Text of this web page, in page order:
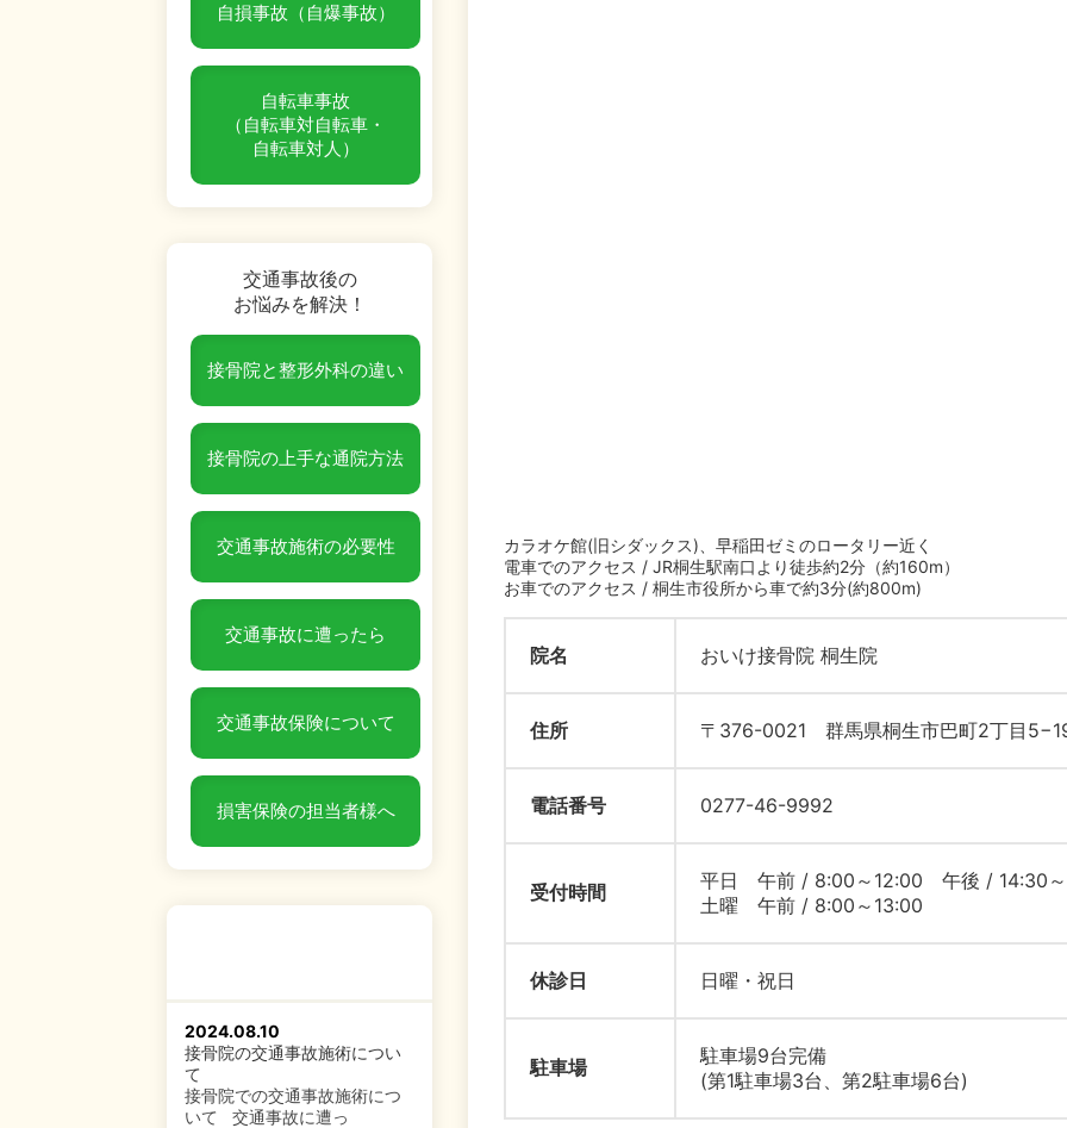
自損事故（自爆事故）
自転車事故
（自転車対自転車・
自転車対人）
交通事故後の
お悩みを解決！
接骨院と整形外科の違い
接骨院の上手な通院方法
交通事故施術の必要性
交通事故に遭ったら
交通事故保険について
損害保険の担当者様へ
2024.08.10
接骨院の交通事故施術につい
て
接骨院での交通事故施術につ
いて 交通事故に遭っ
カラオケ館(旧シダックス)、早稲田ゼミのロータリー近く
電車でのアクセス / JR桐生駅南口より徒歩約2分（約160m）
お車でのアクセス / 桐生市役所から車で約3分(約800m)
院名 おいけ接骨院 桐生院
住所 〒376-0021 群馬県桐生市巴町2丁目
電話番号 0277-46-9992
受付時間
平日 午前 / 8:00～12:00 午後 / 14:30
土曜 午前 / 8:00～13:00
休診日 日曜・祝日
駐車場
駐車場9台完備
(第1駐車場3台、第2駐車場6台)